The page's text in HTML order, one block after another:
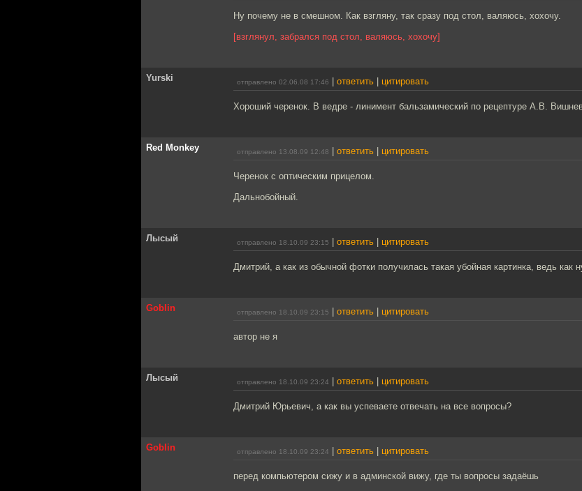
Ну почему не в смешном. Как взгляну, так сразу под стол, валяюсь, хохочу.
[взглянул, забрался под стол, валяюсь, хохочу]
Yurski отправлено 02.06.08 17:46 ответить цитировать
Хороший черенок. В ведре - линимент бальзамический по рецептуре А.В.
Red Monkey отправлено 13.08.09 12:48 ответить цитировать
Черенок с оптическим прицелом.
Дальнобойный.
Лысый отправлено 18.10.09 23:15 ответить цитировать
Дмитрий, а как из обычной фотки получилась такая убойная картинка, ведь как
Goblin отправлено 18.10.09 23:15 ответить цитировать
автор не я
Лысый отправлено 18.10.09 23:24 ответить цитировать
Дмитрий Юрьевич, а как вы успеваете отвечать на все вопросы?
Goblin отправлено 18.10.09 23:24 ответить цитировать
перед компьютером сижу и в админской вижу, где ты вопросы задаёшь